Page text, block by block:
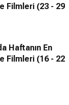
Filmleri (23 - 29
Haftanın En
Filmleri (16 - 22